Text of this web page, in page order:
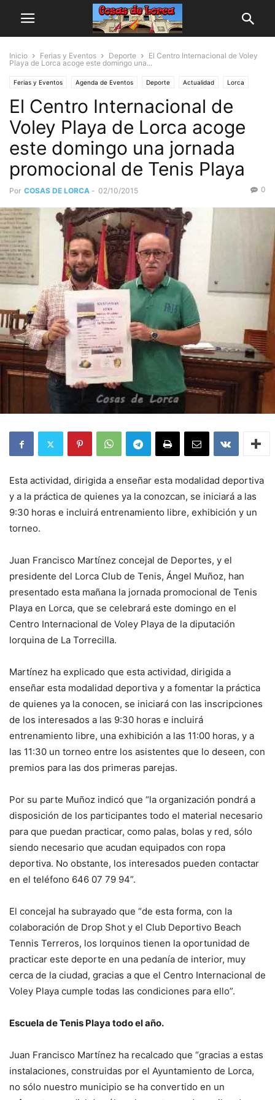
Inicio Ferias y Eventos Deporte
El Centro Internacional de Voley
Playa de Lorca acoge este domingo una...
Ferias y Eventos Agenda de Eventos Deporte Actualidad Lorca
El Centro Internacional de
Voley Playa de Lorca acoge
este domingo una jornada
promocional de Tenis Playa
Por COSAS DE LORCA - 02/10/2015 0
Esta actividad, dirigida a enseñar esta modalidad deportiva
y a la práctica de quienes ya la conozcan, se iniciará a las
9:30 horas e incluirá entrenamiento libre, exhibición y un
torneo.
Juan Francisco Martínez concejal de Deportes, y el
presidente del Lorca Club de Tenis, Ángel Muñoz, han
presentado esta mañana la jornada promocional de Tenis
Playa en Lorca, que se celebrará este domingo en el
Centro Internacional de Voley Playa de la diputación
lorquina de La Torrecilla.
Martínez ha explicado que esta actividad, dirigida a
enseñar esta modalidad deportiva y a fomentar la práctica
de quienes ya la conocen, se iniciará con las inscripciones
de los interesados a las 9:30 horas e incluirá
entrenamiento libre, una exhibición a las 11:00 horas, y a
las 11:30 un torneo entre los asistentes que lo deseen, con
premios para las dos primeras parejas.
Por su parte Muñoz indicó que “la organización pondrá a
disposición de los participantes todo el material necesario
para que puedan practicar, como palas, bolas y red, sólo
siendo necesario que acudan equipados con ropa
deportiva. No obstante, los interesados pueden contactar
en el teléfono 646 07 79 94”.
El concejal ha subrayado que “de esta forma, con la
colaboración de Drop Shot y el Club Deportivo Beach
Tennis Terreros, los lorquinos tienen la oportunidad de
practicar este deporte en una pedanía de interior, muy
cerca de la ciudad, gracias a que el Centro Internacional de
Voley Playa cumple todas las condiciones para ello”.
Escuela de Tenis Playa todo el año.
Juan Francisco Martínez ha recalcado que “gracias a estas
instalaciones, construidas por el Ayuntamiento de Lorca,
no sólo nuestro municipio se ha convertido en un